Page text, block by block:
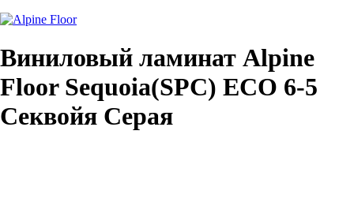
Виниловый ламинат Alpine
Floor Sequoia(SPC) ЕСО 6-5
Секвойя Серая